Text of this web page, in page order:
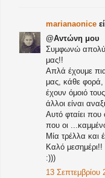
marianaonice
@Αντώνη μου
Συμφωνώ
μας!!
Απλά έχουμε
μας, κάθε φορά,
έχουν όμοιό
άλλοι είναι
Αυτό φταίει που
που οι
Μία τρέλλα και
Καλό μεσημέρι!!
:)))
13 Σεπτεμβρίου